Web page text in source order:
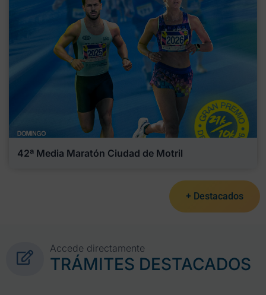
42ª Media Maratón Ciudad de Motril
+ Destacados
Accede directamente
TRÁMITES DESTACADOS